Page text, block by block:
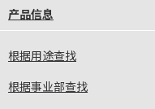
产品信息
根据用途查找
根据事业部查找